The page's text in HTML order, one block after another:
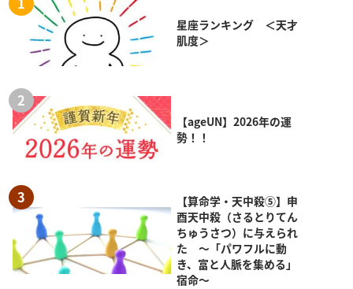
星座ランキング ＜天才
肌度＞
【ageUN】2026年の運
勢！！
【算命学・天中殺⑤】申
酉天中殺（さるとりてん
ちゅうさつ）に与えられ
た ～「パワフルに動
き、富と人脈を集める」
宿命～